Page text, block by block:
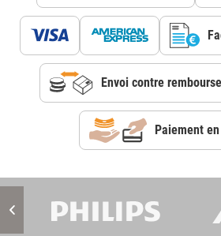
Envoi contre
Paiement